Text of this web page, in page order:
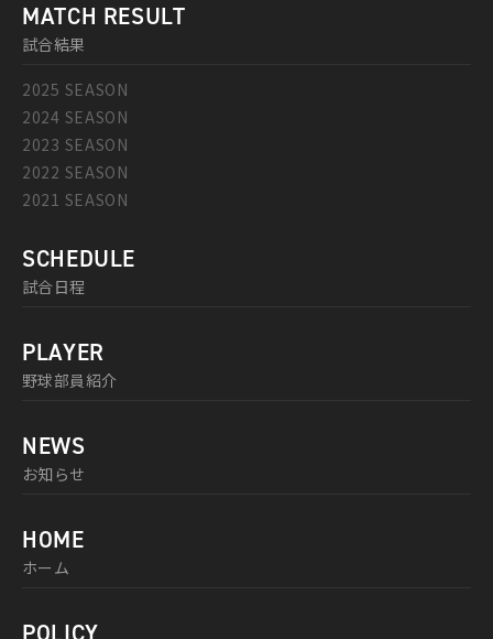
MATCH RESULT
試合結果
2025 SEASON
2024 SEASON
2023 SEASON
2022 SEASON
2021 SEASON
SCHEDULE
試合日程
PLAYER
野球部員紹介
NEWS
お知らせ
HOME
ホーム